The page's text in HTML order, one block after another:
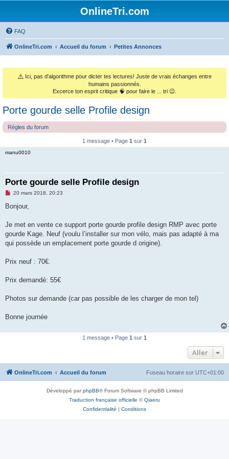
OnlineTri.com
FAQ
OnlineTri.com Accueil du forum Petites Annonces
⚠️ Ici, pas d'algorithme pour dicter tes lectures! Juste de vrais échanges entre
humains passionnés.
Excerce ton esprit critique 🧠 pour faire le ... tri 😉.
Porte gourde selle Profile design
Règles du forum
1 message • Page 1 sur 1
manu0010
Porte gourde selle Profile design
M
s
g
n
o
u
20 mars 2018, 20:23
Bonjour,
Je met en vente ce support porte gourde profile design RMP avec porte
gourde Kage. Neuf (voulu l’installer sur mon vélo, mais pas adapté à ma
qui possède un emplacement porte gourde d origine).
Prix neuf : 70€.
Prix demandé: 55€
Photos sur demande (car pas possible de les charger de mon tel)
Bonne journée
1 message • Page 1 sur 1
Aller
OnlineTri.com Accueil du forum Fuseau horaire sur UTC+01:00
Développé parphpBB® Forum Software © phpBB Limited
Traduction française officielle ©Qiaeru
Confidentialité | Conditions